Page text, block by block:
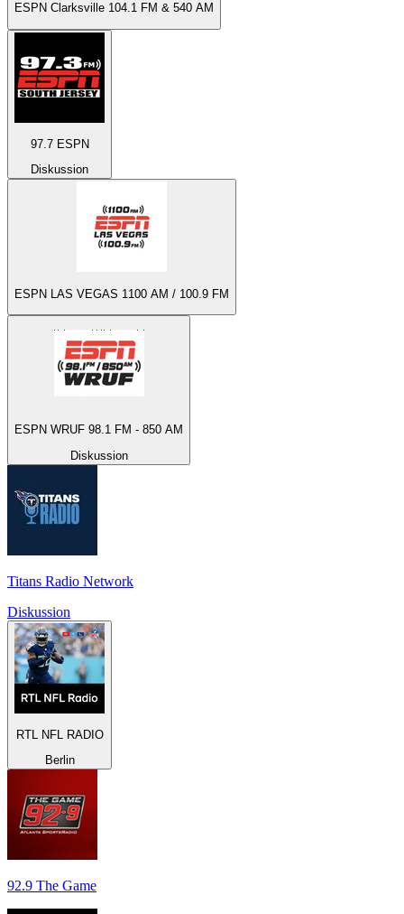
ESPN Clarksville 104.1 FM & 540 AM
97.7 ESPN
Diskussion
ESPN LAS VEGAS 1100 AM / 100.9 FM
ESPN WRUF 98.1 FM - 850 AM
Diskussion
Titans Radio Network
Diskussion
RTL NFL RADIO
Berlin
92.9 The Game